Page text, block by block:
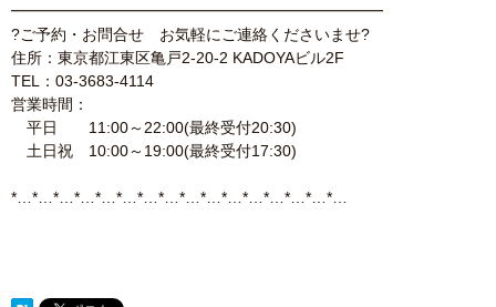
━━━━━━━━━━━━━━━━━━━━━━━━
?ご予約・お問合せ お気軽にご連絡くださいませ?
住所：東京都江東区亀戸2-20-2 KADOYAビル2F
TEL：03-3683-4114
営業時間：
平日 11:00～22:00(最終受付20:30)
土日祝 10:00～19:00(最終受付17:30)
*…*…*…*…*…*…*…*…*…*…*…*…*…*…*…*…